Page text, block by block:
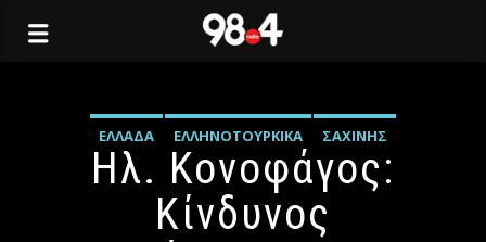
ΕΛΛΆΔΑ ΕΛΛΗΝΟΤΟΥΡΚΙΚΆ ΣΑΧΊΝΗΣ
Ηλ. Κονοφάγος:
Κίνδυνος